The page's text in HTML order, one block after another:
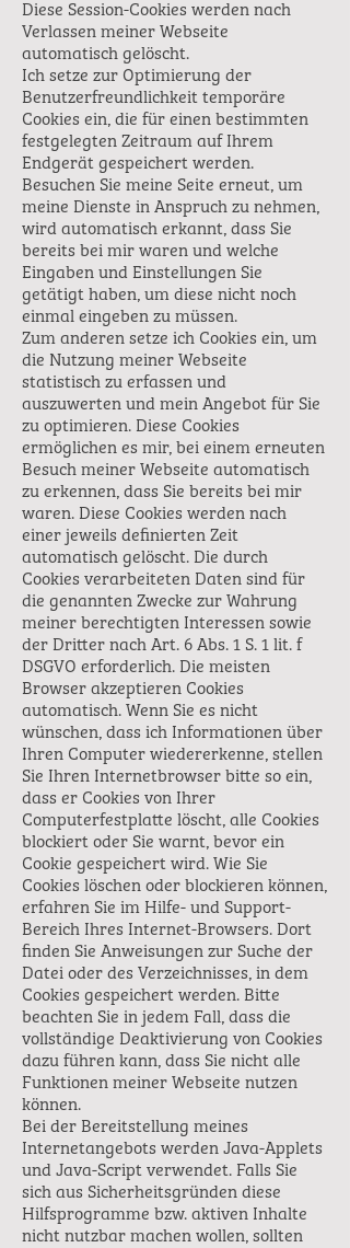
Diese Session-Cookies werden nach
Verlassen meiner Webseite
automatisch gelöscht.
Ich setze zur Optimierung der
Benutzerfreundlichkeit temporäre
Cookies ein, die für einen bestimmten
festgelegten Zeitraum auf Ihrem
Endgerät gespeichert werden.
Besuchen Sie meine Seite erneut, um
meine Dienste in Anspruch zu nehmen,
wird automatisch erkannt, dass Sie
bereits bei mir waren und welche
Eingaben und Einstellungen Sie
getätigt haben, um diese nicht noch
einmal eingeben zu müssen.
Zum anderen setze ich Cookies ein, um
die Nutzung meiner Webseite
statistisch zu erfassen und
auszuwerten und mein Angebot für Sie
zu optimieren. Diese Cookies
ermöglichen es mir, bei einem erneuten
Besuch meiner Webseite automatisch
zu erkennen, dass Sie bereits bei mir
waren. Diese Cookies werden nach
einer jeweils definierten Zeit
automatisch gelöscht. Die durch
Cookies verarbeiteten Daten sind für
die genannten Zwecke zur Wahrung
meiner berechtigten Interessen sowie
der Dritter nach Art. 6 Abs. 1 S. 1 lit. f
DSGVO erforderlich. Die meisten
Browser akzeptieren Cookies
automatisch. Wenn Sie es nicht
wünschen, dass ich Informationen über
Ihren Computer wiedererkenne, stellen
Sie Ihren Internetbrowser bitte so ein,
dass er Cookies von Ihrer
Computerfestplatte löscht, alle Cookies
blockiert oder Sie warnt, bevor ein
Cookie gespeichert wird. Wie Sie
Cookies löschen oder blockieren können,
erfahren Sie im Hilfe- und Support-
Bereich Ihres Internet-Browsers. Dort
finden Sie Anweisungen zur Suche der
Datei oder des Verzeichnisses, in dem
Cookies gespeichert werden. Bitte
beachten Sie in jedem Fall, dass die
vollständige Deaktivierung von Cookies
dazu führen kann, dass Sie nicht alle
Funktionen meiner Webseite nutzen
können.
Bei der Bereitstellung meines
Internetangebots werden Java-Applets
und Java-Script verwendet. Falls Sie
sich aus Sicherheitsgründen diese
Hilfsprogramme bzw. aktiven Inhalte
nicht nutzbar machen wollen, sollten